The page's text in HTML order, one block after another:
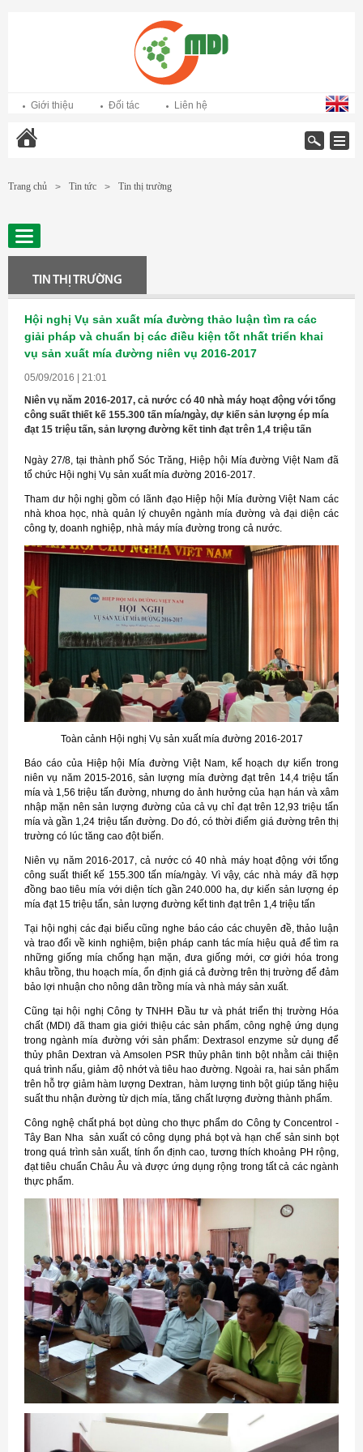
Giới thiệu Đối tác Liên hệ
Trang chủ > Tin tức > Tin thị trường
TIN THỊ TRƯỜNG
Hội nghị Vụ sản xuất mía đường thảo luận tìm ra các
giải pháp và chuẩn bị các điều kiện tốt nhất triển khai
vụ sản xuất mía đường niên vụ 2016-2017
05/09/2016 | 21:01
Niên vụ năm 2016-2017, cả nước có 40 nhà máy hoạt động với tổng
công suất thiết kế 155.300 tấn mía/ngày, dự kiến sản lượng ép mía
đạt 15 triệu tấn, sản lượng đường kết tinh đạt trên 1,4 triệu tấn
Ngày 27/8, tại thành phố Sóc Trăng, Hiệp hội Mía đường Việt Nam đã
tổ chức Hội nghị Vụ sản xuất mía đường 2016-2017.
Tham dư hội nghị gồm có lãnh đạo Hiệp hội Mía đường Việt Nam các
nhà khoa học, nhà quản lý chuyên ngành mía đường và đại diện các
công ty, doanh nghiệp, nhà máy mía đường trong cả nước.
Toàn cảnh Hội nghị Vụ sản xuất mía đường 2016-2017
Báo cáo của Hiệp hội Mía đường Việt Nam, kế hoạch dự kiến trong
niên vụ năm 2015-2016, sản lượng mía đường đạt trên 14,4 triệu tấn
mía và 1,56 triệu tấn đường, nhưng do ảnh hưởng của hạn hán và xâm
nhập mặn nên sản lượng đường của cả vụ chỉ đạt trên 12,93 triệu tấn
mía và gần 1,24 triệu tấn đường. Do đó, có thời điểm giá đường trên thị
trường có lúc tăng cao đột biến.
Niên vụ năm 2016-2017, cả nước có 40 nhà máy hoạt động với tổng
công suất thiết kế 155.300 tấn mía/ngày. Vì vậy, các nhà máy đã hợp
đồng bao tiêu mía với diện tích gần 240.000 ha, dự kiến sản lượng ép
mía đạt 15 triệu tấn, sản lượng đường kết tinh đạt trên 1,4 triệu tấn
Tại hội nghị các đại biểu cũng nghe báo cáo các chuyên đề, thảo luận
và trao đổi về kinh nghiệm, biện pháp canh tác mía hiệu quả để tìm ra
những giống mía chống hạn mặn, đưa giống mới, cơ giới hóa trong
khâu trồng, thu hoạch mía, ổn định giá cả đường trên thị trường để đảm
bảo lợi nhuận cho nông dân trồng mía và nhà máy sản xuất.
Cũng tại hội nghị Công ty TNHH Đầu tư và phát triển thị trường Hóa
chất (MDI) đã tham gia giới thiệu các sản phẩm, công nghệ ứng dụng
trong ngành mía đường với sản phẩm: Dextrasol enzyme sử dụng để
thủy phân Dextran và Amsolen PSR thủy phân tinh bột nhằm cải thiện
quá trình nấu, giảm độ nhớt và tiêu hao đường. Ngoài ra, hai sản phẩm
trên hỗ trợ giảm hàm lượng Dextran, hàm lượng tinh bột giúp tăng hiệu
suất thu nhận đường từ dịch mía, tăng chất lượng đường thành phẩm.
Công nghệ chất phá bọt dùng cho thực phẩm do Công ty Concentrol -
Tây Ban Nha sản xuất có công dụng phá bọt và hạn chế sản sinh bọt
trong quá trình sản xuất, tính ổn định cao, tương thích khoảng PH rộng,
đạt tiêu chuẩn Châu Âu và được ứng dụng rộng trong tất cả các ngành
thực phẩm.